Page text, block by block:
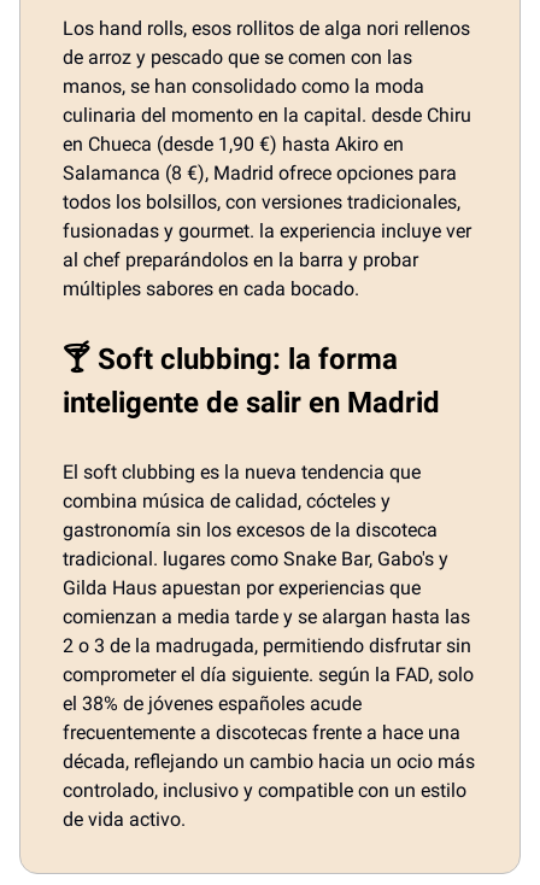
Los hand rolls, esos rollitos de alga nori rellenos
de arroz y pescado que se comen con las
manos, se han consolidado como la moda
culinaria del momento en la capital. desde Chiru
en Chueca (desde 1,90 €) hasta Akiro en
Salamanca (8 €), Madrid ofrece opciones para
todos los bolsillos, con versiones tradicionales,
fusionadas y gourmet. la experiencia incluye ver
al chef preparándolos en la barra y probar
múltiples sabores en cada bocado.
🍸 Soft clubbing: la forma
inteligente de salir en Madrid
El soft clubbing es la nueva tendencia que
combina música de calidad, cócteles y
gastronomía sin los excesos de la discoteca
tradicional. lugares como Snake Bar, Gabo's y
Gilda Haus apuestan por experiencias que
comienzan a media tarde y se alargan hasta las
2 o 3 de la madrugada, permitiendo disfrutar sin
comprometer el día siguiente. según la FAD, solo
el 38% de jóvenes españoles acude
frecuentemente a discotecas frente a hace una
década, reflejando un cambio hacia un ocio más
controlado, inclusivo y compatible con un estilo
de vida activo.